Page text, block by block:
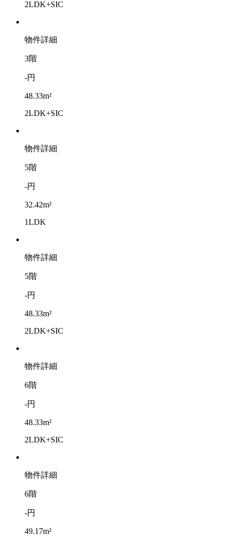
2LDK+SIC
物件詳細
3階
-円
48.33m²
2LDK+SIC
物件詳細
5階
-円
32.42m²
1LDK
物件詳細
5階
-円
48.33m²
2LDK+SIC
物件詳細
6階
-円
48.33m²
2LDK+SIC
物件詳細
6階
-円
49.17m²